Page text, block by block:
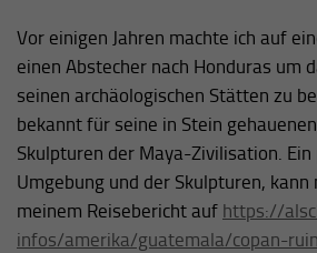
Vor einigen Jahren machte ich auf
einen Abstecher nach Honduras um
seinen archäologischen Stätten zu
bekannt für seine in Stein
Skulpturen der Maya-Zivilisation.
Umgebung und der Skulpturen, kann
meinem Reisebericht auf https://
infos/amerika/guatemala/copan-